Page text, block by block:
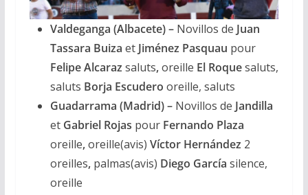
Valdeganga (Albacete) – Novillos de Juan
Tassara Buiza etJiménez Pasquau pour
Felipe Alcaraz saluts,oreille El Roquesaluts,
saluts Borja Escudero oreille, saluts
Guadarrama (Madrid) – Novillos de Jandilla
etGabriel Rojas pour Fernando Plaza
oreille,oreille(avis) Víctor Hernández 2
oreilles, palmas(avis) Diego García silence,
oreille